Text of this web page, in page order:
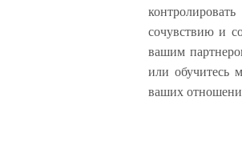
сочувствию и
вашим
или обучитесь
ваших